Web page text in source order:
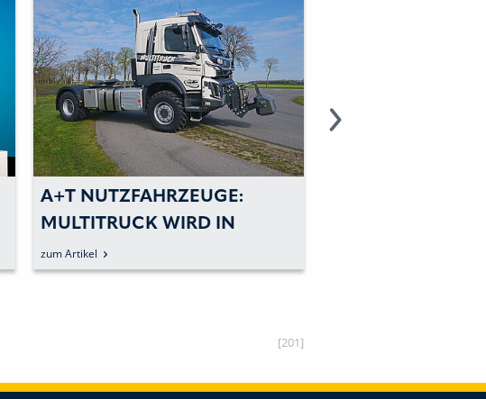
A+T NUTZFAHRZEUGE:
MULTITRUCK WIRD IN
HANNOVER VORGESTELLT
zum Artikel
[201]